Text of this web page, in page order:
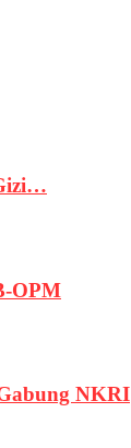
OPM
NKRI